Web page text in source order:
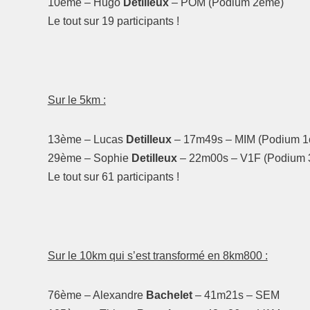
10ème – Hugo Detilleux– POM (Podium 2ème)
Le tout sur 19 participants !
Sur le 5km :
13ème – Lucas Detilleux– 17m49s – MIM (Podium
29ème – Sophie Detilleux– 22m00s – V1F (Podium
Le tout sur 61 participants !
Sur le 10km qui s’est transformé en 8km800 :
76ème – Alexandre Bachelet– 41m21s – SEM